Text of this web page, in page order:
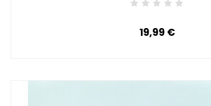
19,99 €